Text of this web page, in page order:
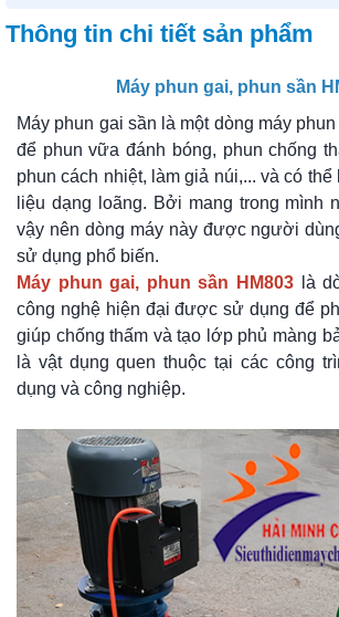
Thông tin chi tiết sản phẩm
Máy phun gai, phun sần
Máy phun gai sần là một dòng máy
để phun vữa đánh bóng, phun chống
phun cách nhiệt, làm giả núi,... và có
liệu dạng loãng. Bởi mang trong mình
vậy nên dòng máy này được người
sử dụng phổ biến.
Máy phun gai, phun sần HM803 là
công nghệ hiện đại được sử dụng để
giúp chống thấm và tạo lớp phủ màng
là vật dụng quen thuộc tại các công
dụng và công nghiệp.